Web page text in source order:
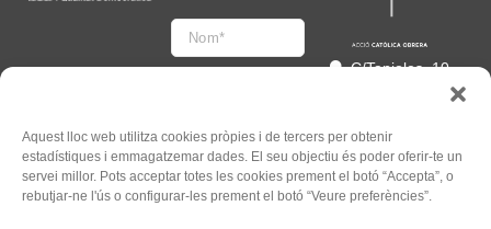
Aquest lloc web utilitza cookies pròpies i de tercers per obtenir
estadístiques i emmagatzemar dades. El seu objectiu és poder oferir-te un
servei millor. Pots acceptar totes les cookies prement el botó “Accepta”, o
rebutjar-ne l'ús o configurar-les prement el botó “Veure preferències”.
Accepto
l'Informació legal
C/Tapioles, 10
93 505 86 86
hola@acocat.org